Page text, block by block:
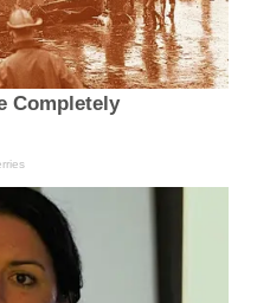
Completely